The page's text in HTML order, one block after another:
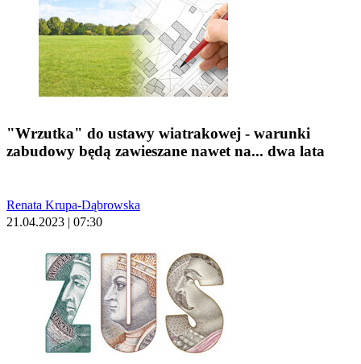
"Wrzutka" do ustawy wiatrakowej - warunki
zabudowy będą zawieszane nawet na... dwa lata
Renata Krupa-Dąbrowska
21.04.2023 | 07:30